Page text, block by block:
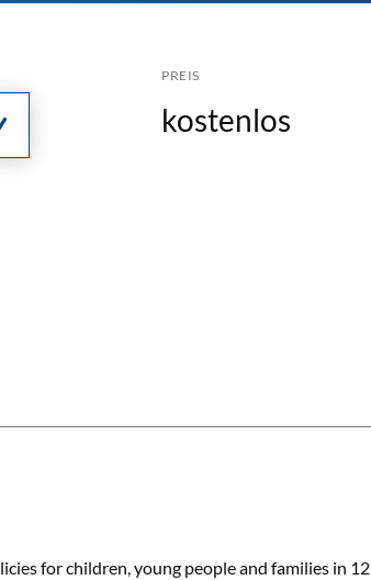
PREIS
kostenlos
for children, young people and families in 12